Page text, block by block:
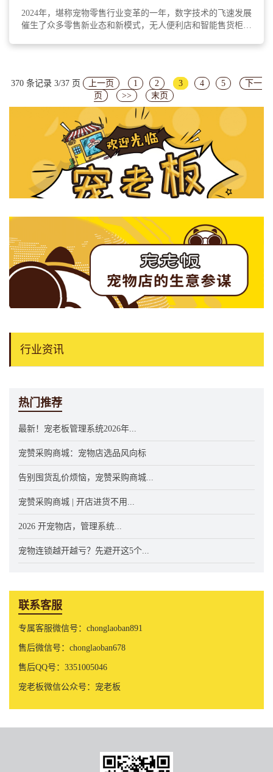
2024年，堪称宠物零售行业变革的一年，数字技术的飞速发展
催生了众多零售新业态和新模式，无人便利店和智能售货柜成
370 条记录 3/37 页 上一页 1 2 3 4 5
下一
页
>> 末页
行业资讯
热门推荐
最新！宠老板管理系统2026年...
宠赞采购商城：宠物店选品风向标
告别囤货乱价烦恼，宠赞采购商城...
宠赞采购商城 | 开店进货不用...
2026 开宠物店，管理系统...
宠物连锁越开越亏？先避开这5个...
联系客服
专属客服微信号：chonglaoban891
售后微信号：chonglaoban678
售后QQ号：3351005046
宠老板微信公众号：宠老板